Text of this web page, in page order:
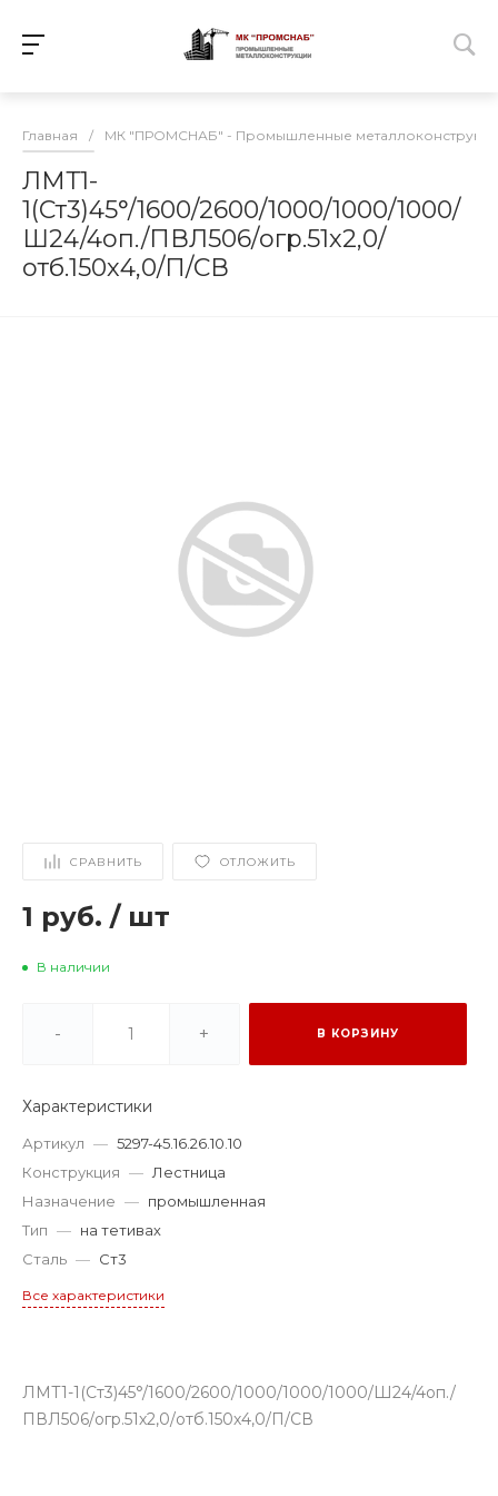
Главная / МК "ПРОМСНАБ" - Промышленные
ЛМТ1-
1(Ст3)45°/1600/2600/1000/1000/1000/
Ш24/4оп./ПВЛ506/огр.51х2,0/
отб.150х4,0/П/СВ
СРАВНИТЬ ОТЛОЖИТЬ
1 руб. / шт
В наличии
- + В КОРЗИНУ
Характеристики
Артикул — 5297-45.16.26.10.10
Конструкция — Лестница
Назначение — промышленная
Тип — на тетивах
Сталь — Ст3
Все характеристики
ЛМТ1-1(Ст3)45°/1600/2600/1000/1000/1000/Ш24/4оп./
ПВЛ506/огр.51х2,0/отб.150х4,0/П/СВ